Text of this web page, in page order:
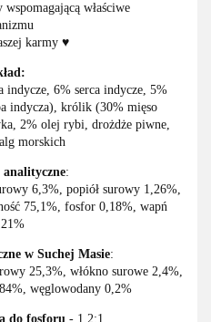
właściwe
karmy ♥
6% serca indycze, 5%
indycza), królik (30% mięso
2% olej rybi, drożdże piwne,
morskich
analityczne:
6,3%, popiół surowy 1,26%,
75,1%, fosfor 0,18%, wapń
w Suchej Masie:
25,3%, włókno surowe 2,4%,
węglowodany 0,2%
do fosforu- 1,2:1